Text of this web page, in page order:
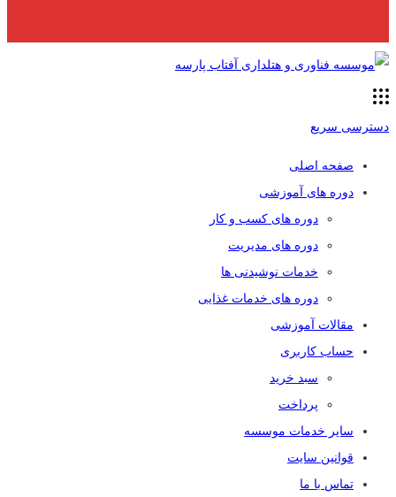
دسترسی سریع
صفحه اصلی
دوره های آموزشی
دوره های کسب و کار
دوره های مدیریت
خدمات نوشیدنی ها
دوره های خدمات غذایی
مقالات آموزشی
حساب کاربری
سبد خرید
پرداخت
سایر خدمات موسسه
قوانین سایت
تماس با ما